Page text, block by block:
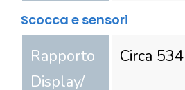
Scocca e sensori
Rapporto
Display/
Circa 534